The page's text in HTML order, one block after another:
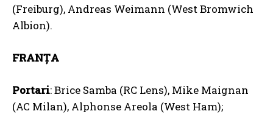
(Freiburg), Andreas Weimann (West Bromwich
Albion).
FRANȚA
Portari: Brice Samba (RC Lens), Mike Maignan
(AC Milan), Alphonse Areola (West Ham);